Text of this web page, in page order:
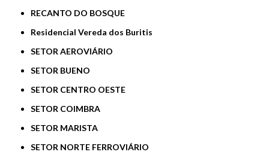
RECANTO DO BOSQUE
Residencial Vereda dos Buritis
SETOR AEROVIÁRIO
SETOR BUENO
SETOR CENTRO OESTE
SETOR COIMBRA
SETOR MARISTA
SETOR NORTE FERROVIÁRIO